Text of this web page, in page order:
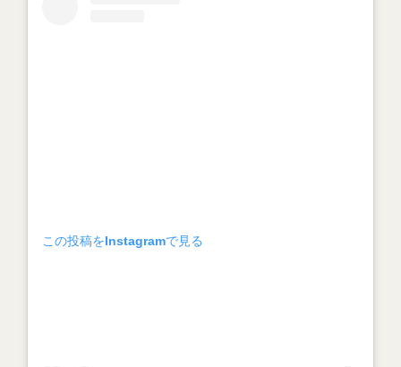
この投稿をInstagramで見る